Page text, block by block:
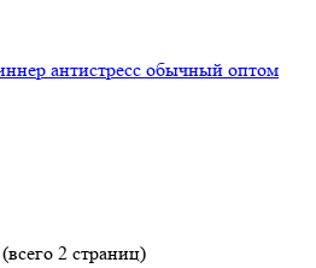
антистресс обычный оптом
2 страниц)